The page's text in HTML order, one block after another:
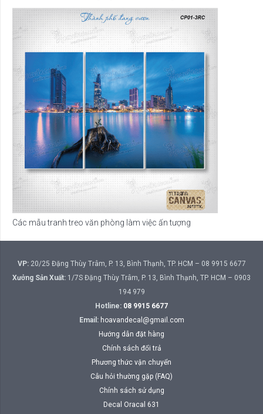
Các mẫu tranh treo văn phòng làm việc ấn tượng
VP:20/25 Đặng Thùy Trâm, P. 13, Bình Thạnh, TP. HCM – 08 9915 6677
Xưởng Sản Xuất: 1/7S Đặng Thùy Trâm, P. 13, Bình Thạnh, TP. HCM – 0903
194 979
Hotline: 08 9915 6677
Email: hoavandecal@gmail.com
Hướng dẫn đặt hàng
Chính sách đổi trả
Phương thức vận chuyển
Câu hỏi thường gặp (FAQ)
Chính sách sử dụng
Decal Oracal 631